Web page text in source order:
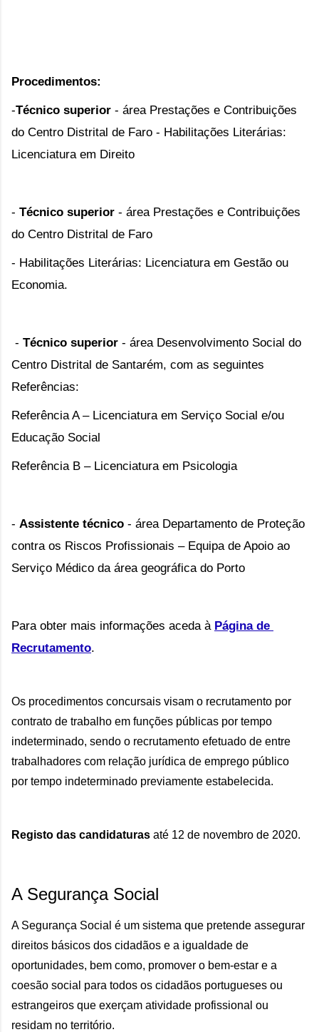
Procedimentos:
-Técnico superior - área Prestações e Contribuições
do Centro Distrital de Faro - Habilitações Literárias:
Licenciatura em Direito
- Técnico superior - área Prestações e Contribuições
do Centro Distrital de Faro
- Habilitações Literárias: Licenciatura em Gestão ou
Economia.
- Técnico superior - área Desenvolvimento Social do
Centro Distrital de Santarém, com as seguintes
Referências:
Referência A – Licenciatura em Serviço Social e/ou
Educação Social
Referência B – Licenciatura em Psicologia
- Assistente técnico - área Departamento de Proteção
contra os Riscos Profissionais – Equipa de Apoio ao
Serviço Médico da área geográfica do Porto
Para obter mais informações aceda à Página de
Recrutamento.
Os procedimentos concursais visam o recrutamento por
contrato de trabalho em funções públicas por tempo
indeterminado, sendo o recrutamento efetuado de entre
trabalhadores com relação jurídica de emprego público
por tempo indeterminado previamente estabelecida.
Registo das candidaturas até 12 de novembro de 2020.
A Segurança Social
A Segurança Social é um sistema que pretende assegurar
direitos básicos dos cidadãos e a igualdade de
oportunidades, bem como, promover o bem-estar e a
coesão social para todos os cidadãos portugueses ou
estrangeiros que exerçam atividade profissional ou
residam no território.